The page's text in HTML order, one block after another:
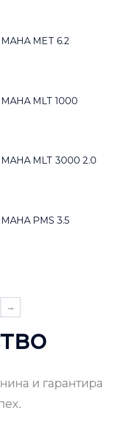
MAHA MET 6.2
MAHA MLT 1000
MAHA MLT 3000 2.0
MAHA PMS 3.5
→
и гарантира